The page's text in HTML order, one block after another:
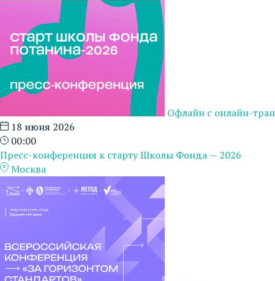
Офлайн с онлайн-
18 июня 2026
00:00
Пресс-конференция к старту Школы Фонда — 2026
Москва